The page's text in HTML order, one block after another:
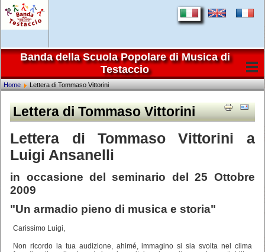
Banda della Scuola Popolare di Musica di
Testaccio
Home Lettera di Tommaso Vittorini
Lettera di Tommaso Vittorini
Lettera di Tommaso Vittorini a
Luigi Ansanelli
in occasione del seminario del 25 Ottobre
2009
"Un armadio pieno di musica e storia"
Carissimo Luigi,
Non ricordo la tua audizione, ahimé, immagino si sia svolta nel clima